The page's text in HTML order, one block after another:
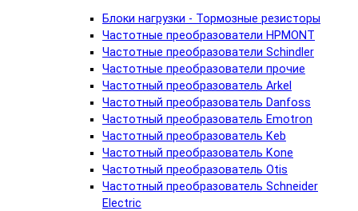
Блоки нагрузки - Тормозные резисторы
Частотные преобразователи HPMONT
Частотные преобразователи Schindler
Частотные преобразователи прочие
Частотный преобразователь Arkel
Частотный преобразователь Danfoss
Частотный преобразователь Emotron
Частотный преобразователь Keb
Частотный преобразователь Kone
Частотный преобразователь Otis
Частотный преобразователь Schneider
Electric